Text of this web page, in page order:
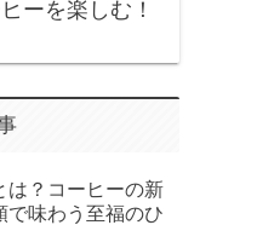
ーを楽しむ！
は？コーヒーの新
で味わう至福のひ